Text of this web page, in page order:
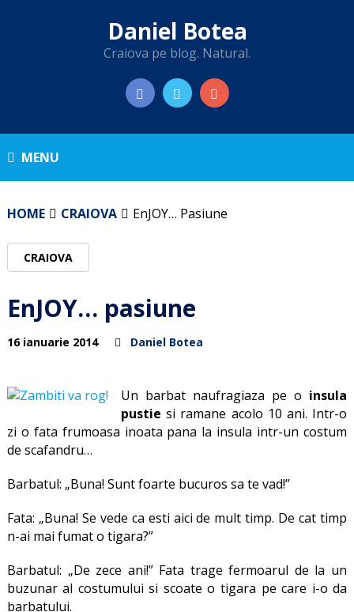
Daniel Botea
Craiova pe blog. Natural.
MENU
HOME CRAIOVA EnJOY… Pasiune
CRAIOVA
EnJOY… pasiune
16 ianuarie 2014 Daniel Botea
Un barbat naufragiaza pe o insula
pustie si ramane acolo 10 ani. Intr-o
zi o fata frumoasa inoata pana la insula intr-un costum
de scafandru…
Barbatul: „Buna! Sunt foarte bucuros sa te vad!”
Fata: „Buna! Se vede ca esti aici de mult timp. De cat timp
n-ai mai fumat o tigara?”
Barbatul: „De zece ani!” Fata trage fermoarul de la un
buzunar al costumului si scoate o tigara pe care i-o da
barbatului.